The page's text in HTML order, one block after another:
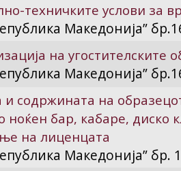
техничките услови за
Македонија”
на угостителските
Македонија”
содржината на
ноќен бар, кабаре,
на лиценцата
Македонија” бр.